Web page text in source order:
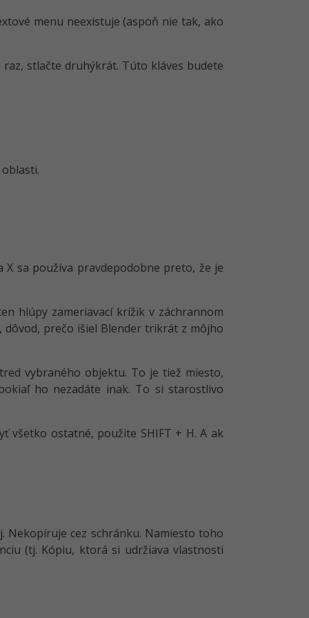
menu neexistuje (aspoň nie tak, ako
stlačte druhýkrát. Túto kláves budete
X sa používa pravdepodobne preto, že je
hlúpy zameriavací krížik v záchrannom
dôvod, prečo išiel Blender trikrát z môjho
vybraného objektu. To je tiež miesto,
ho nezadáte inak. To si starostlivo
všetko ostatné, použite SHIFT + H. A ak
Nekopíruje cez schránku. Namiesto toho
(tj. Kópiu, ktorá si udržiava vlastnosti